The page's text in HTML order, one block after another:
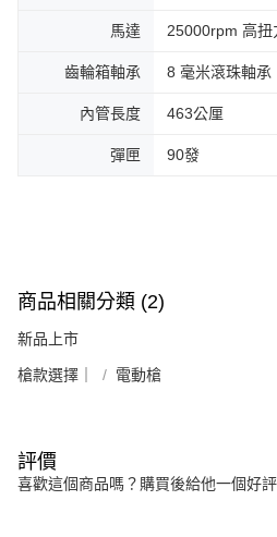
馬達 25000rpm 高扭
齒輪箱軸承 8 毫米滾珠軸承
內管長度 463公厘
彈匣 90發
商品相關分類 (2)
新品上市
槍款選擇｜ 電動槍
評價
喜歡這個商品嗎？購買後給他一個好